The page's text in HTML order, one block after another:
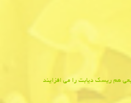
هم ریسك دیابت را می افزایند